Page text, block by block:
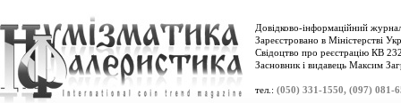
Довідково-інформаційний
Зареєстровано в Міністерстві
Свідоцтво про реєстрацію КВ
Засновник і видавець Максим
тел.: (050) 331-1550, (097) 081-